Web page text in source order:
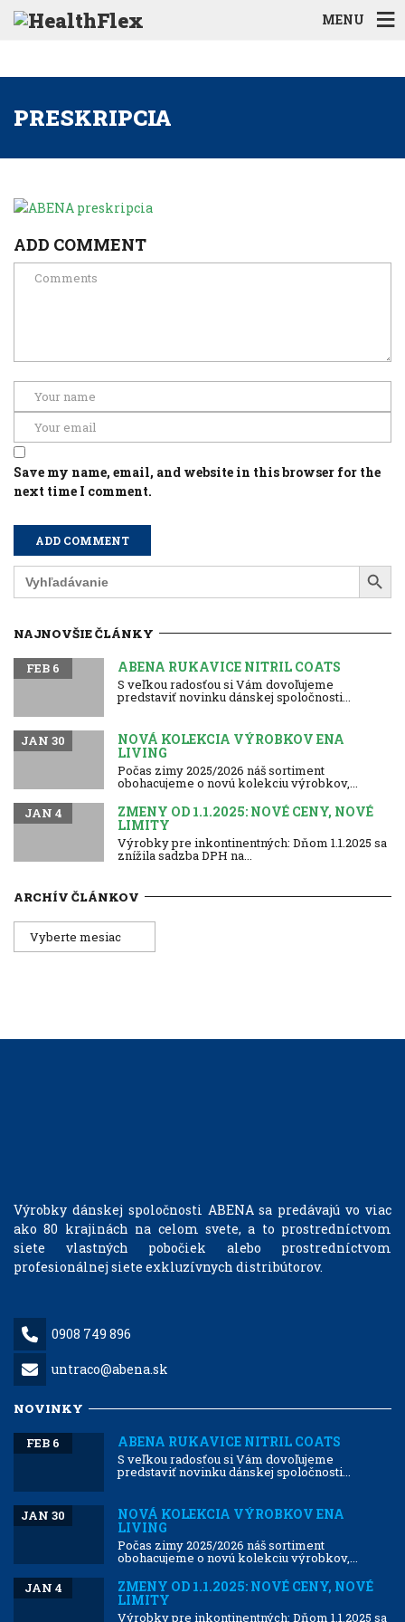
MENU
PRESKRIPCIA
ADD COMMENT
Save my name, email, and website in this browser for the
next time I comment.
Search
for:
Search Button
NAJNOVŠIE ČLÁNKY
ABENA RUKAVICE NITRIL COATS
FEB 6
S veľkou radosťou si Vám dovoľujeme
predstaviť novinku dánskej spoločnosti...
NOVÁ KOLEKCIA VÝROBKOV ENA
LIVING
JAN 30
Počas zimy 2025/2026 náš sortiment
obohacujeme o novú kolekciu výrobkov,...
ZMENY OD 1.1.2025: NOVÉ CENY, NOVÉ
LIMITY
JAN 4
Výrobky pre inkontinentných: Dňom 1.1.2025 sa
znížila sadzba DPH na...
ARCHÍV ČLÁNKOV
Archív
článkov
Výrobky dánskej spoločnosti ABENA sa predávajú vo viac
ako 80 krajinách na celom svete, a to prostredníctvom
siete vlastných pobočiek alebo prostredníctvom
profesionálnej siete exkluzívnych distribútorov.
0908 749 896
untraco@abena.sk
NOVINKY
ABENA RUKAVICE NITRIL COATS
FEB 6
S veľkou radosťou si Vám dovoľujeme
predstaviť novinku dánskej spoločnosti...
NOVÁ KOLEKCIA VÝROBKOV ENA
LIVING
JAN 30
Počas zimy 2025/2026 náš sortiment
obohacujeme o novú kolekciu výrobkov,...
ZMENY OD 1.1.2025: NOVÉ CENY, NOVÉ
LIMITY
JAN 4
Výrobky pre inkontinentných: Dňom 1.1.2025 sa